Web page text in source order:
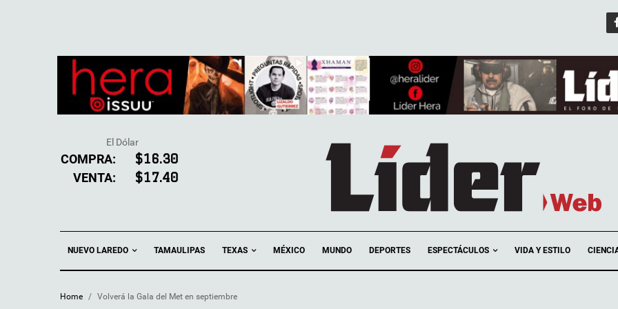
El Dólar
COMPRA: $16.30
VENTA: $17.40
NUEVO LAREDO TAMAULIPAS TEXAS MÉXICO MUNDO DEPORTES ESPECTÁCULOS VIDA Y ESTILO
Home / Volverá la Gala del Met en septiembre